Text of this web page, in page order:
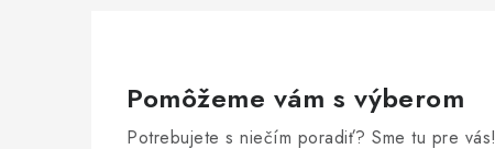
Pomôžeme vám s výberom
Potrebujete s niečím poradiť? Sme tu pre vás!